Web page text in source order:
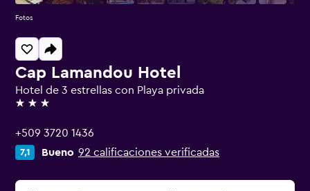
Cap Lamandou Hotel
Hotel de 3 estrellas con Playa privada
3 estrellas
+509 3720 1436
7,1 Bueno 92 calificaciones verificadas
Fotos